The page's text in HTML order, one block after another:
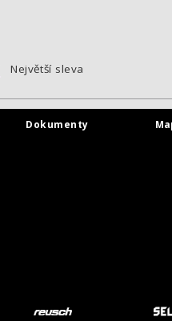
Největší sleva
Dokumenty